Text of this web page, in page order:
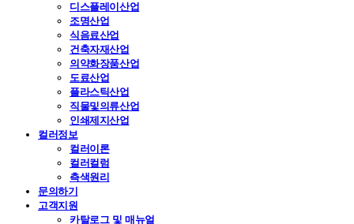
디스플레이산업
조명산업
식음료산업
건축자재산업
의약화장품산업
도료산업
플라스틱산업
직물및의류산업
인쇄제지산업
컬러정보
컬러이론
컬러컬럼
측색원리
문의하기
고객지원
카탈로그 및 매뉴얼